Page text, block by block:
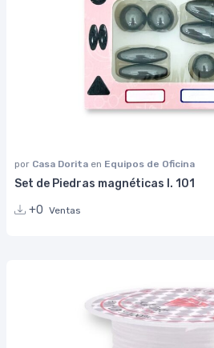
por Casa Dorita en Equipos de Oficina
Set de Piedras magnéticas I. 101
+0 Ventas